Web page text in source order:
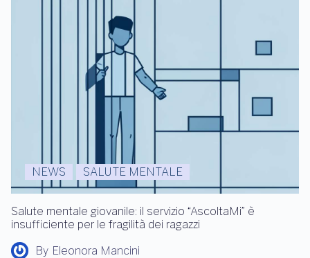
NEWS SALUTE MENTALE
Salute mentale giovanile: il servizio “AscoltaMi” è
insufficiente per le fragilità dei ragazzi
By Eleonora Mancini